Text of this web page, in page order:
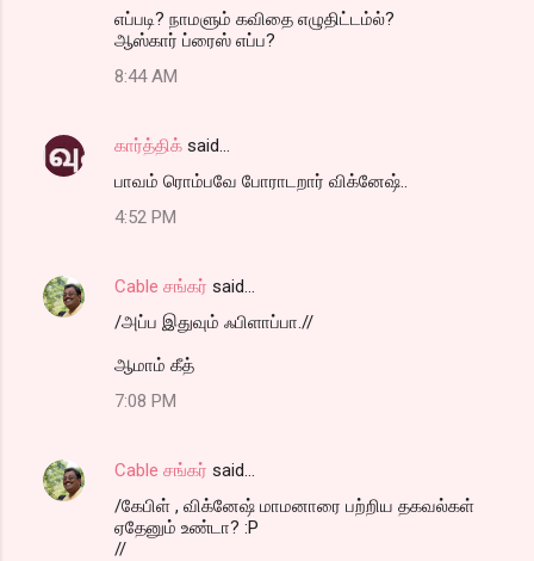
எப்படி? நாமளும் கவிதை எழுதிட்டம்ல்?
ஆஸ்கார் ப்ரைஸ் எப்ப?
8:44 AM
கார்த்திக் said…
பாவம் ரொம்பவே போராடறார் விக்னேஷ்..
4:52 PM
Cable சங்கர் said…
/அப்ப இதுவும் ஃபிளாப்பா.//
ஆமாம் கீத்
7:08 PM
Cable சங்கர் said…
/கேபிள் , விக்னேஷ் மாமனாரை பற்றிய தகவல்கள்
ஏதேனும் உண்டா? :P
//